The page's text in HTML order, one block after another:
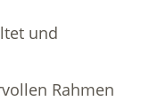
und
Rahmen